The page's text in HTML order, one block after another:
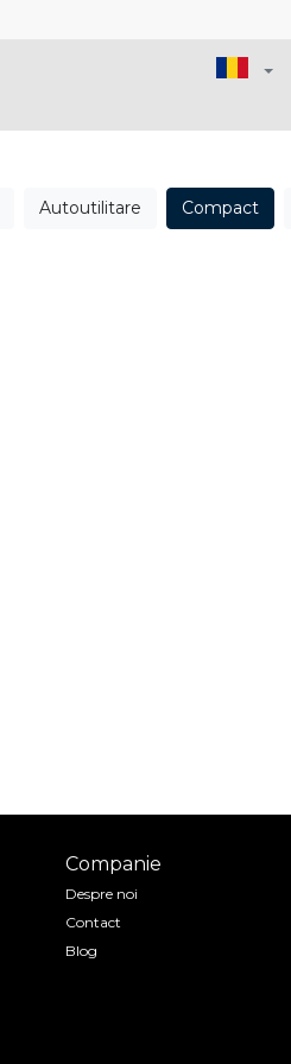
Autoutilitare Compact
Companie
Despre noi
Contact
Blog